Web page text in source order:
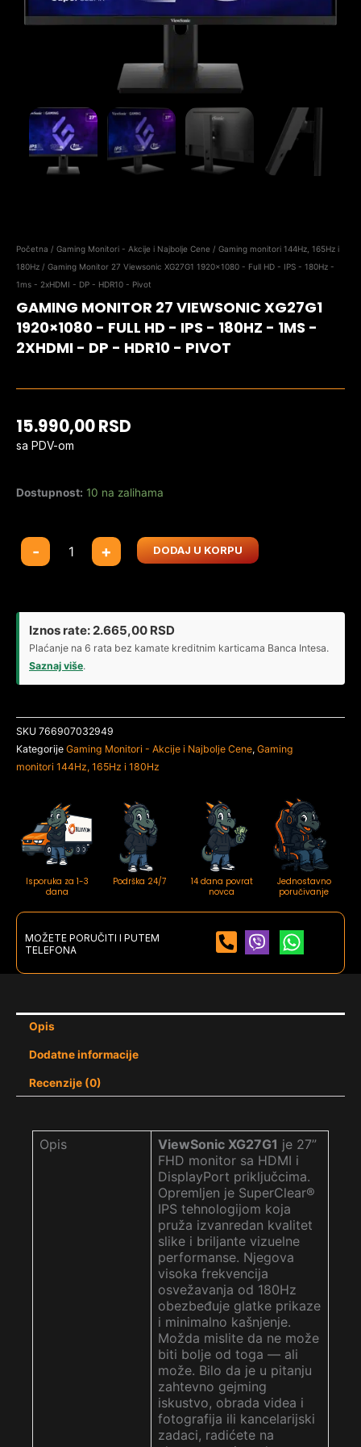
Početna / Gaming Monitori - Akcije i Najbolje Cene / Gaming monitori 144Hz, 165Hz i
180Hz / Gaming Monitor 27 Viewsonic XG27G1 1920×1080 - Full HD - IPS - 180Hz -
1ms - 2xHDMI - DP - HDR10 - Pivot
GAMING MONITOR 27 VIEWSONIC XG27G1
1920×1080 - FULL HD - IPS - 180HZ - 1MS -
2XHDMI - DP - HDR10 - PIVOT
15.990,00RSD
sa PDV-om
Dostupnost: 10 na zalihama
-
Gaming
Monitor
XG27G1
1920x1080/
Full
HD/IPS/180Hz/1ms/2xHDMI/DP/HDR10/Pivot
količina
+ DODAJ U KORPU
Iznos rate:2.665,00 RSD
Plaćanje na 6 rata bez kamate kreditnim karticama Banca Intesa.
Saznaj više.
SKU 766907032949
Kategorije Gaming Monitori - Akcije i Najbolje Cene, Gaming
monitori 144Hz, 165Hz i 180Hz
Isporuka za 1-3
dana
Podrška 24/7
14 dana povrat
novca
Jednostavno
poručivanje
MOŽETE PORUČITI I PUTEM
TELEFONA
Opis
Dodatne informacije
Recenzije (0)
Opis ViewSonic XG27G1 je 27”
FHD monitor sa HDMI i
DisplayPort priključcima.
Opremljen je SuperClear®
IPS tehnologijom koja
pruža izvanredan kvalitet
slike i briljante vizuelne
performanse. Njegova
visoka frekvencija
osvežavanja od 180Hz
obezbeđuje glatke prikaze
i minimalno kašnjenje.
Možda mislite da ne može
biti bolje od toga — ali
može. Bilo da je u pitanju
zahtevno gejming
iskustvo, obrada videa i
fotografija ili kancelarijski
zadaci, radićete na